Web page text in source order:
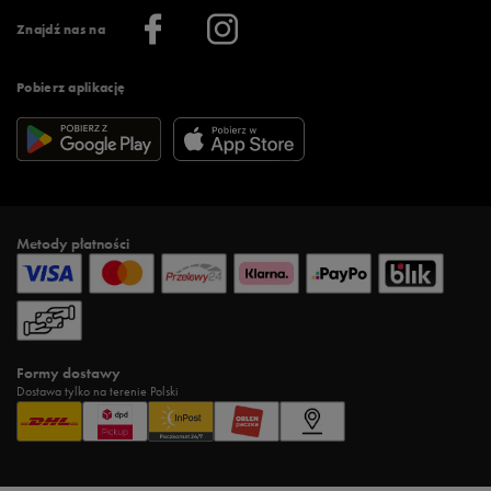
Znajdź nas na
Pobierz aplikację
Więcej regulaminów >
Informacje o firmie
Metody płatności
Formy dostawy
Dostawa tylko na terenie Polski